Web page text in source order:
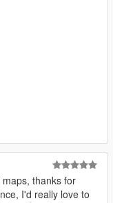
thanks for
I'd really love to